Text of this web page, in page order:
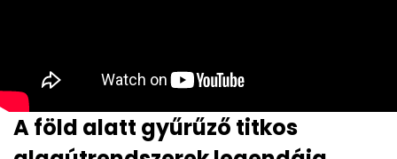
A föld alatt gyűrűző titkos